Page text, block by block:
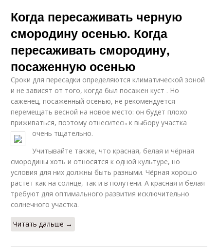
Когда пересаживать черную
смородину осенью. Когда
пересаживать смородину,
посаженную осенью
Сроки для пересадки определяются климатической зоной
и не зависят от того, когда был посажен куст . Но
саженец, посаженный осенью, не рекомендуется
перемещать весной на новое место: он будет плохо
приживаться, поэтому отнеситесь к выбору участка
очень тщательно.
Учитывайте также, что красная, белая и чёрная
смородины хоть и относятся к одной культуре, но
условия для них должны быть разными. Чёрная хорошо
растёт как на солнце, так и в полутени. А красная и белая
требуют для оптимального развития исключительно
солнечного участка.
Читать дальше →